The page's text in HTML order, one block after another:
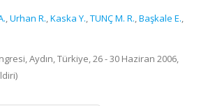
,Urhan R.,Kaska Y.,TUNÇ M. R.,Başkale E.,
Aydın, Türkiye, 26 - 30 Haziran 2006,